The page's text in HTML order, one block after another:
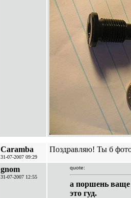
Caramba
31-07-2007 09:29
Поздравляю! Ты б
gnom
31-07-2007 12:55
quote:
а поршень ваще
это гуд.